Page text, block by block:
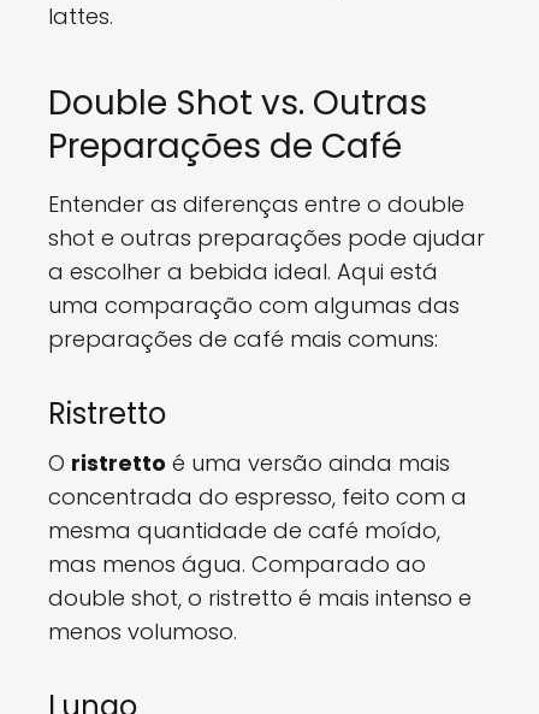
lattes.
Double Shot vs. Outras
Preparações de Café
Entender as diferenças entre o double
shot e outras preparações pode ajudar
a escolher a bebida ideal. Aqui está
uma comparação com algumas das
preparações de café mais comuns:
Ristretto
O ristretto é uma versão ainda mais
concentrada do espresso, feito com a
mesma quantidade de café moído,
mas menos água. Comparado ao
double shot, o ristretto é mais intenso e
menos volumoso.